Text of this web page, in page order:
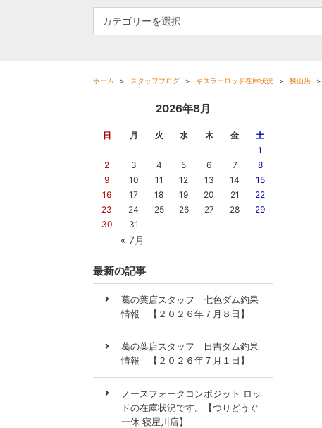
ホーム スタッフブログ キスラーロッド在庫状況 狭山店
2026年8月
日 月 火 水 木 金 土
« 7月
1
2
3 4 5 6 7
8
9
10 11 12 13 14
15
16
17 18 19 20 21
22
23
24 25 26 27 28
29
30
31
最新の記事
葛の葉店スタッフ 七色ダム釣果
情報 【２０２６年７月８日】
葛の葉店スタッフ 日吉ダム釣果
情報 【２０２６年７月１日】
ノースフォークコンポジット ロッ
ドの在庫状況です。【つりどうぐ
一休 寝屋川店】